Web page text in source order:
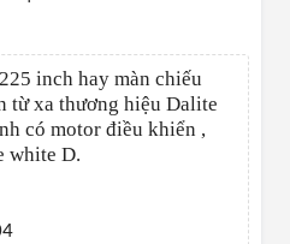
inch hay màn chiếu
từ xa thương hiệu Dalite
có motor điều khiển ,
white D.